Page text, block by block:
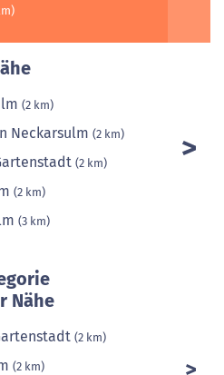
(2 km)
Neckarsulm (2 km)
(2 km)
(2 km)
(3 km)
Nähe
(2 km)
(2 km)